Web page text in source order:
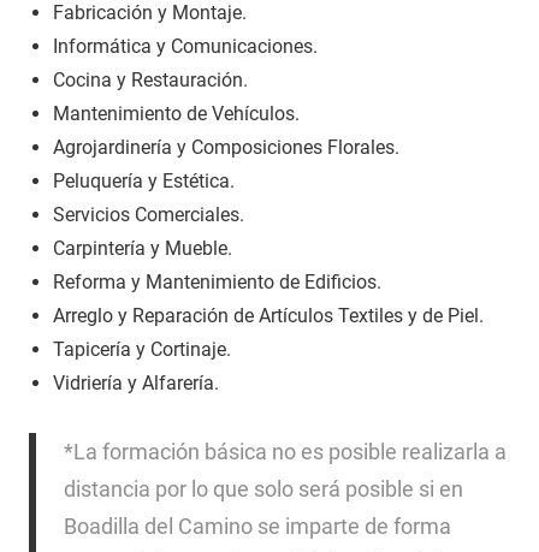
Fabricación y Montaje.
Informática y Comunicaciones.
Cocina y Restauración.
Mantenimiento de Vehículos.
Agrojardinería y Composiciones Florales.
Peluquería y Estética.
Servicios Comerciales.
Carpintería y Mueble.
Reforma y Mantenimiento de Edificios.
Arreglo y Reparación de Artículos Textiles y de Piel.
Tapicería y Cortinaje.
Vidriería y Alfarería.
*La formación básica no es posible realizarla a
distancia por lo que solo será posible si en
Boadilla del Camino se imparte de forma